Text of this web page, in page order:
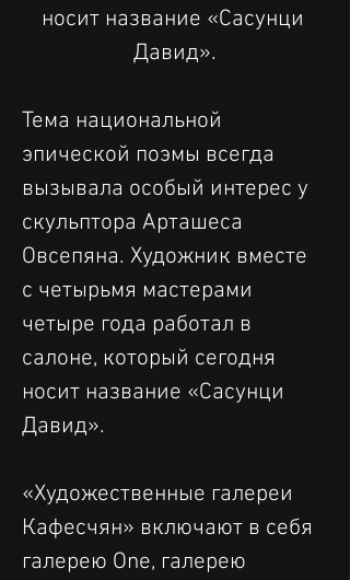
носит название «Сасунци
Давид».
Тема национальной
эпической поэмы всегда
вызывала особый интерес у
скульптора Арташеса
Овсепяна. Художник вместе
с четырьмя мастерами
четыре года работал в
салоне, который сегодня
носит название «Сасунци
Давид».
«Художественные галереи
Кафесчян» включают в себя
галерею One, галерею